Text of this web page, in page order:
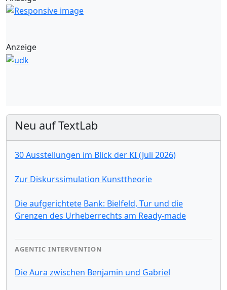
Anzeige
Neu auf TextLab
30 Ausstellungen im Blick der KI (Juli 2026)
Zur Diskurssimulation Kunsttheorie
Die aufgerichtete Bank: Bielfeld, Tur und die
Grenzen des Urheberrechts am Ready-made
AGENTIC INTERVENTION
Die Aura zwischen Benjamin und Gabriel